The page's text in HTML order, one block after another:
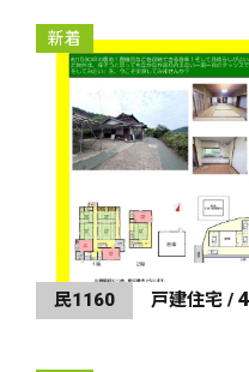
新着
民1160 戸建住宅 /